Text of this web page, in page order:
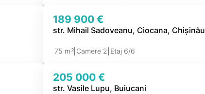
189 900 €
str. Mihail Sadoveanu, Ciocana, Chișinău
75 m 2 Camere 2 Etaj 6/6
205 000 €
str. Vasile Lupu, Buiucani